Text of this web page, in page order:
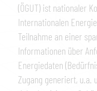
(ÖGUT) ist nationaler
Internationalen
Teilnahme an einer
Informationen über
Energiedaten
Zugang generiert, u.a.